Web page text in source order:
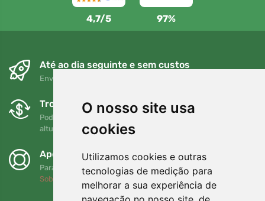
O nosso site usa
cookies
Utilizamos cookies e outras
tecnologias de medição para
melhorar a sua experiência de
4,7/5 97%
Até ao dia seguinte e sem custos
Envio gratuito para encomendas superiores a 80 EUR
Trocas e devoluções gratuitas
Pode devolver ou trocar a sua encomenda em qualquer
altura no prazo de 90 dias
Apoiamos a Trees.org
Para cada encomenda plantamos uma árvore! Leia mais
Sobre nós